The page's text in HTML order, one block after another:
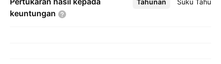
keuntungan
Tahunan Suku
Lebih